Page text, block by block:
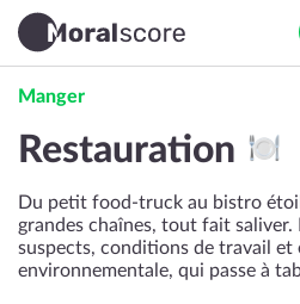
Manger
Restauration
Du petit food-truck au bistro
grandes chaînes, tout fait
suspects, conditions de travail et
environnementale, qui passe à